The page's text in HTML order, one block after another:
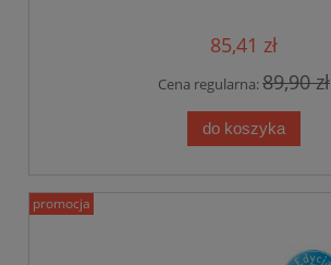
85,41 zł
Cena regularna:89,90 zł
do koszyka
promocja